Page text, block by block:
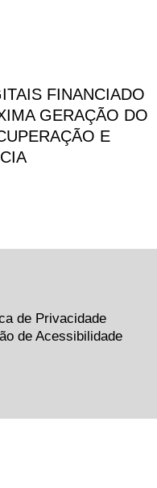
FINANCIADO
GERAÇÃO DO
E
de Privacidade
de Acessibilidade